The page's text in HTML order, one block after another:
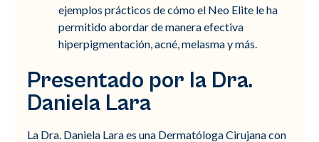
ejemplos prácticos de cómo el Neo Elite le ha
permitido abordar de manera efectiva
hiperpigmentación, acné, melasma y más.
Presentado por la Dra.
Daniela Lara
La Dra. Daniela Lara es una Dermatóloga Cirujana con